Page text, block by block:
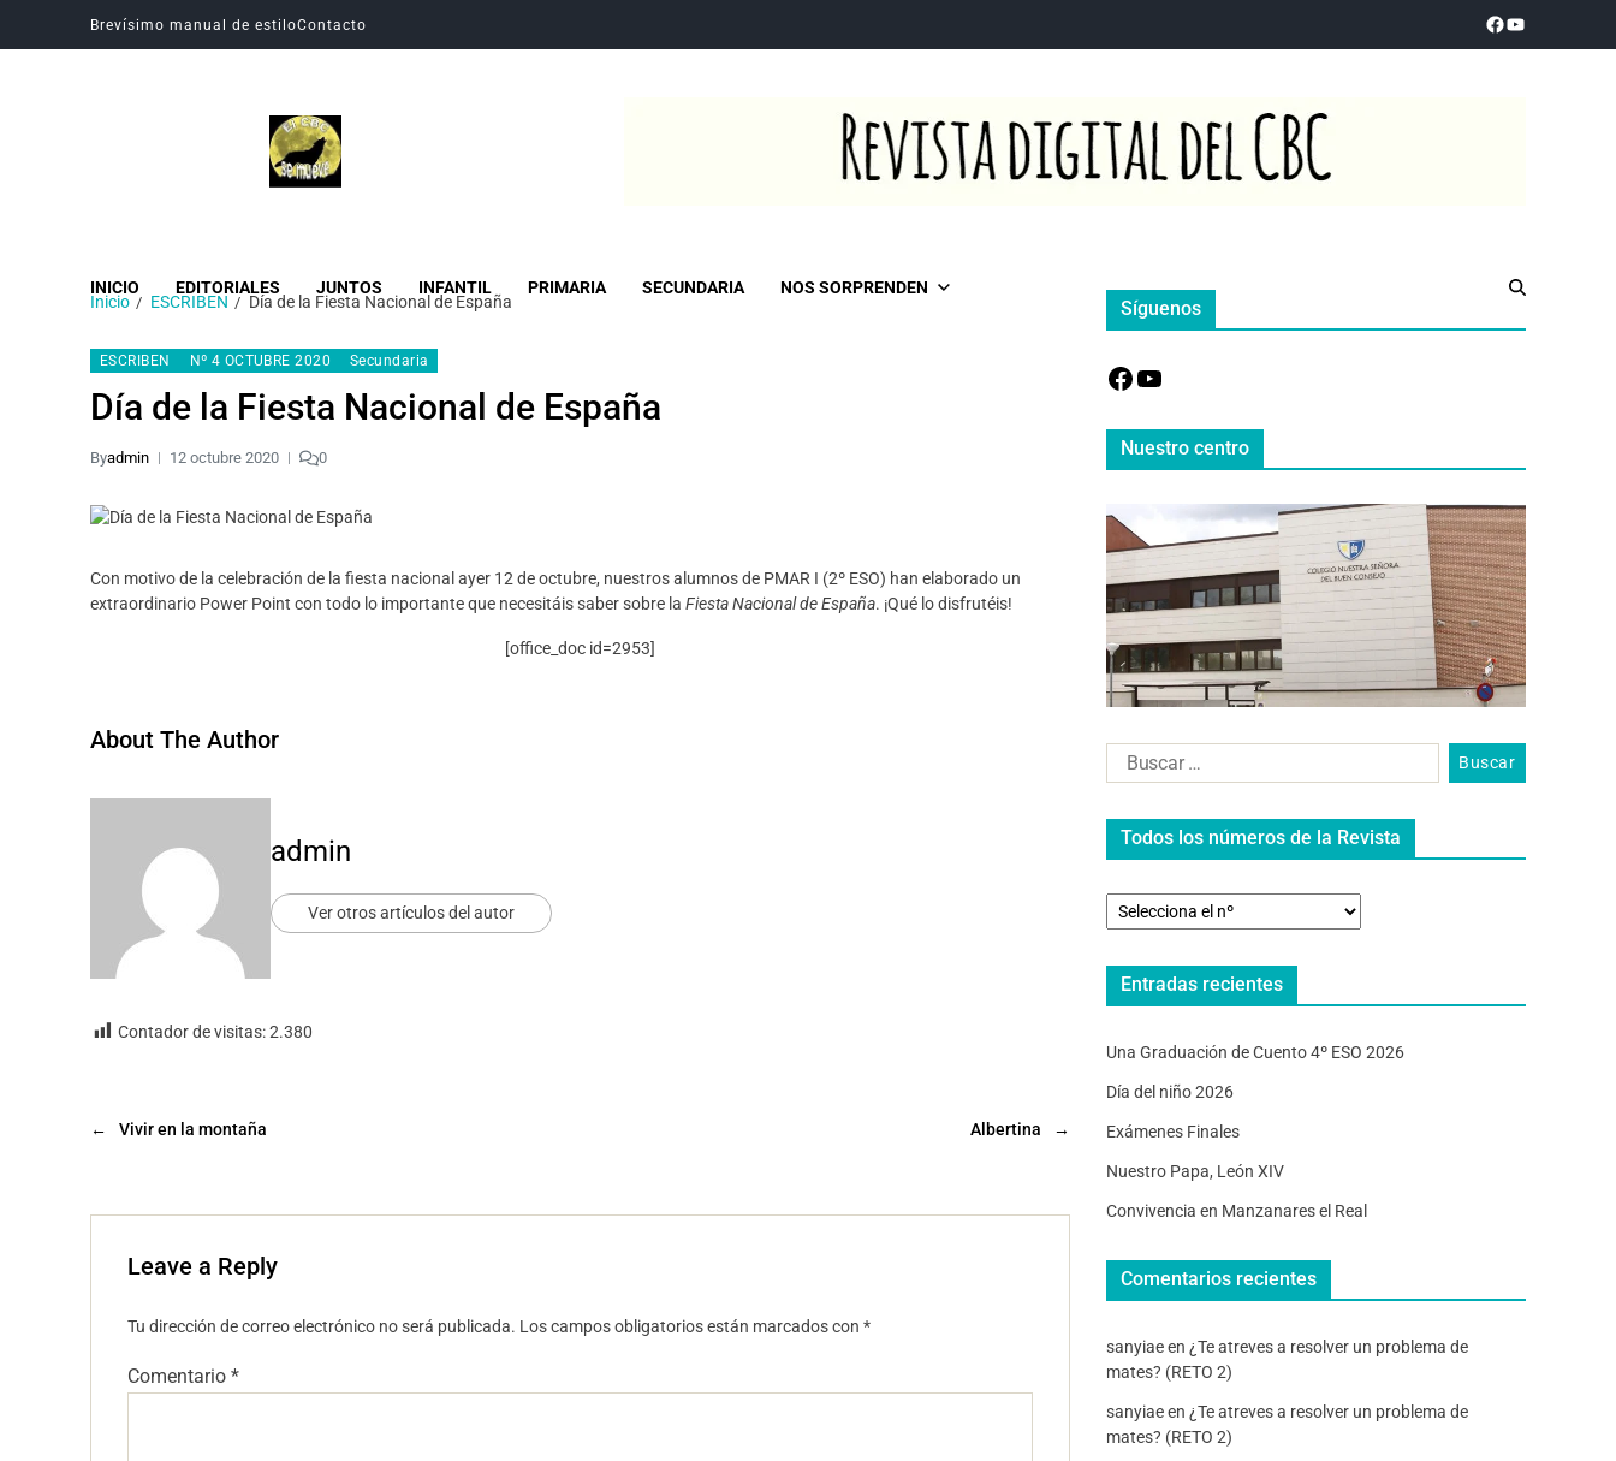
Brevísimo manual de estiloContacto
INICIO EDITORIALES JUNTOS INFANTIL PRIMARIA SECUNDARIA NOS SORPRENDEN
Inicio ESCRIBEN Día de la Fiesta Nacional de España
ESCRIBEN Nº 4 OCTUBRE 2020 Secundaria
Día de la Fiesta Nacional de España
Byadmin 12 octubre 2020 0
Con motivo de la celebración de la fiesta nacional ayer 12 de octubre, nuestros alumnos de PMAR I (2º ESO) han elaborado un
extraordinario Power Point con todo lo importante que necesitáis saber sobre la Fiesta Nacional de España. ¡Qué lo disfrutéis!
[office_doc id=2953]
About The Author
admin
Ver otros artículos del autor
Contador de visitas:2.380
← Vivir en la montaña →
Albertina
Leave a Reply
Tu dirección de correo electrónico no será publicada. Los campos obligatorios están marcados con *
Comentario *
Síguenos
Nuestro centro
Todos los números de la Revista
Entradas recientes
Una Graduación de Cuento 4º ESO 2026
Día del niño 2026
Exámenes Finales
Nuestro Papa, León XIV
Convivencia en Manzanares el Real
Comentarios recientes
sanyiaeen ¿Te atreves a resolver un problema de
mates? (RETO 2)
sanyiaeen ¿Te atreves a resolver un problema de
mates? (RETO 2)